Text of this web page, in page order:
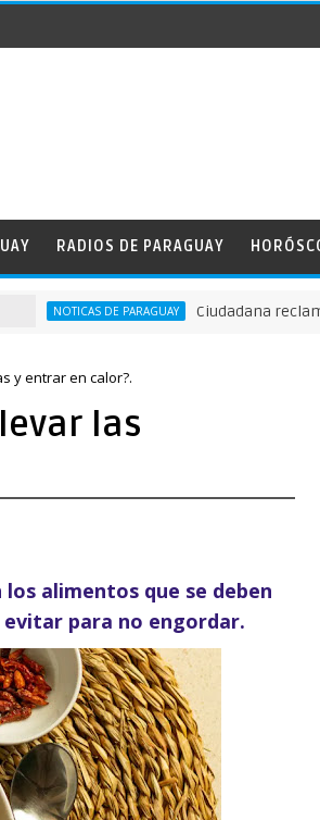
RADIOS DE PARAGUAY
NOTICAS DE PARAGUAY Ciudadana reclama a
y entrar en calor?.
las
alimentos que se deben
evitar para no engordar.